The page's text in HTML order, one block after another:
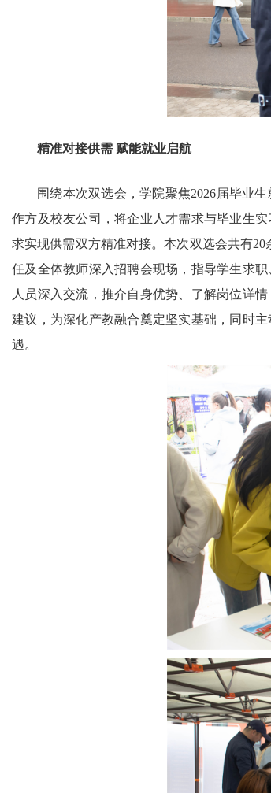
精准对接供需 赋能就业启航
围绕本次双选会，学院聚焦2026届毕业
作方及校友公司，将企业人才需求与毕业生
求实现供需双方精准对接。本次双选会共有
任及全体教师深入招聘会现场，指导学生求
人员深入交流，推介自身优势、了解岗位详
建议，为深化产教融合奠定坚实基础，同时
遇。